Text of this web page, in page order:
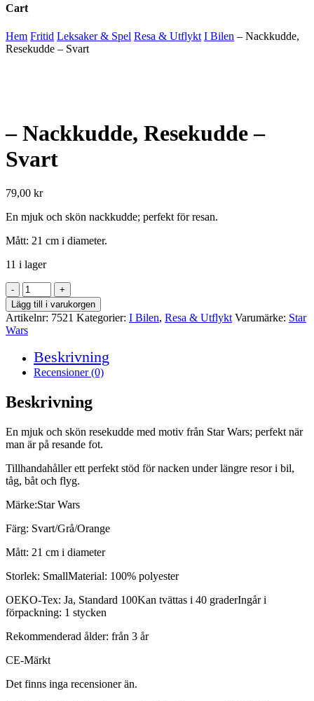
Cart
Close
Cart
Hem Fritid Leksaker & Spel Resa & Utflykt I Bilen – Nackkudde,
Resekudde – Svart
– Nackkudde, Resekudde –
Svart
79,00 kr
En mjuk och skön nackkudde; perfekt för resan.
Mått: 21 cm i diameter.
11 i lager
Nackkudde,
Resekudde
-
Svart
mängd
Lägg till i varukorgen
Artikelnr: 7521 Kategorier: I Bilen, Resa & Utflykt Varumärke: Star
Wars
Beskrivning
Recensioner (0)
Beskrivning
En mjuk och skön resekudde med motiv från Star Wars; perfekt när
man är på resande fot.
Tillhandahåller ett perfekt stöd för nacken under längre resor i bil,
tåg, båt och flyg.
Märke:Star Wars
Färg: Svart/Grå/Orange
Mått: 21 cm i diameter
Storlek: SmallMaterial: 100% polyester
OEKO-Tex: Ja, Standard 100Kan tvättas i 40 graderIngår i
förpackning: 1 stycken
Rekommenderad ålder: från 3 år
CE-Märkt
Det finns inga recensioner än.